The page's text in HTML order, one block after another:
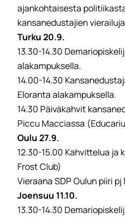
ajankohtaisesta
kansanedustajien
Turku 20.9.
13.30-14.30
alakampuksella.
14.00-14.30
Eloranta alakampuksella.
14.30 Päiväkahvit
Piccu Macciassa
Oulu 27.9.
12.30-15.00 Kahvittelua ja
Frost Club)
Vieraana SDP Oulun piiri
Joensuu 11.10.
13.30-14.30